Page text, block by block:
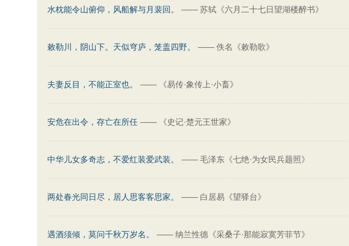
水枕能令山俯仰，风船解与月裴回。 —— 苏轼《六月二十七日望湖楼醉书》
敕勒川，阴山下。天似穹庐，笼盖四野。 —— 佚名《敕勒歌》
夫妻反目，不能正室也。 —— 《易传·象传上·小畜》
安危在出令，存亡在所任 —— 《史记·楚元王世家》
中华儿女多奇志，不爱红装爱武装。 —— 毛泽东《七绝·为女民兵题照》
两处春光同日尽，居人思客客思家。 —— 白居易《望驿台》
遇酒须倾，莫问千秋万岁名。 —— 纳兰性德《采桑子·那能寂寞芳菲节》